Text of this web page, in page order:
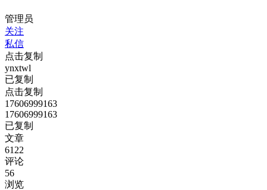
管理员
关注
私信
点击复制
ynxtwl
已复制
点击复制
17606999163
17606999163
已复制
文章
6122
评论
56
浏览